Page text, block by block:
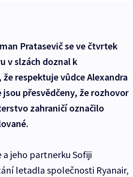
Pratasevič se ve čtvrtek
v slzách doznal k
respektuje vůdce Alexandra
přesvědčeny, že rozhovor
zahraničí označilo
jeho partnerku Sofiji
letadla společnosti Ryanair,